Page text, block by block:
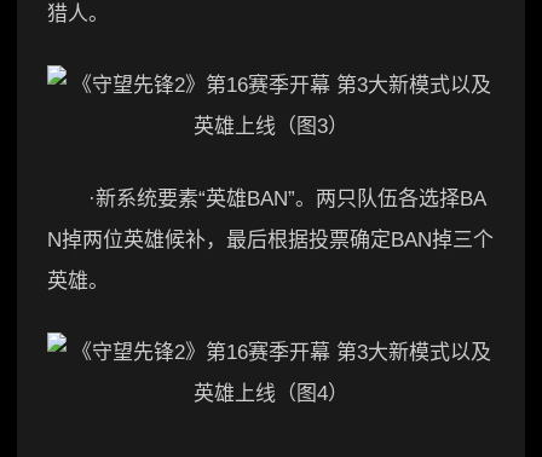
猎人。
·新系统要素“英雄BAN”。两只队伍各选择BA
N掉两位英雄候补，最后根据投票确定BAN掉三个
英雄。